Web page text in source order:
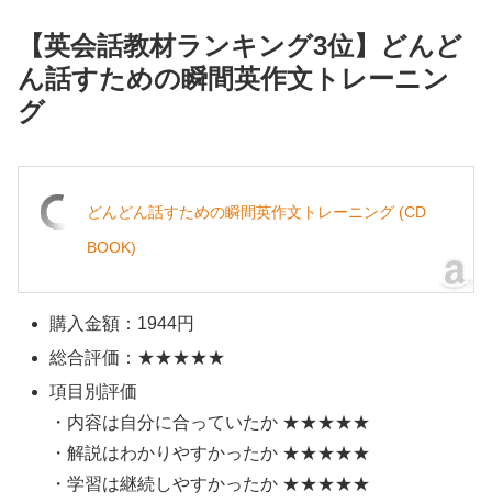
【英会話教材ランキング3位】どんど
ん話すための瞬間英作文トレーニン
グ
どんどん話すための瞬間英作文トレーニング (CD
BOOK)
購入金額：1944円
総合評価：★★★★★
項目別評価
・内容は自分に合っていたか ★★★★★
・解説はわかりやすかったか ★★★★★
・学習は継続しやすかったか ★★★★★